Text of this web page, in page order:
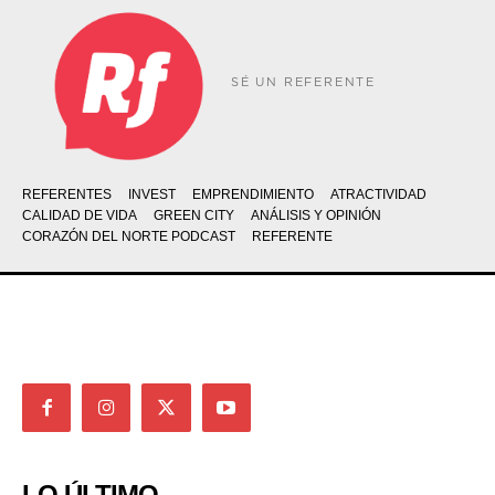
SÉ UN REFERENTE
REFERENTES INVEST EMPRENDIMIENTO
ATRACTIVIDAD
CALIDAD DE VIDA
GREEN CITY
ANÁLISIS Y OPINIÓN
CORAZÓN DEL NORTE PODCAST
REFERENTE